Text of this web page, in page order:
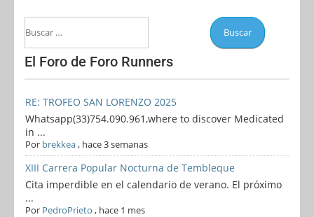
El Foro de Foro Runners
RE: TROFEO SAN LORENZO 2025
Whatsapp(33)754.090.961,where to discover Medicated
in ...
Por brekkea , hace 3 semanas
XIII Carrera Popular Nocturna de Tembleque
Cita imperdible en el calendario de verano. El próximo
...
Por PedroPrieto , hace 1 mes